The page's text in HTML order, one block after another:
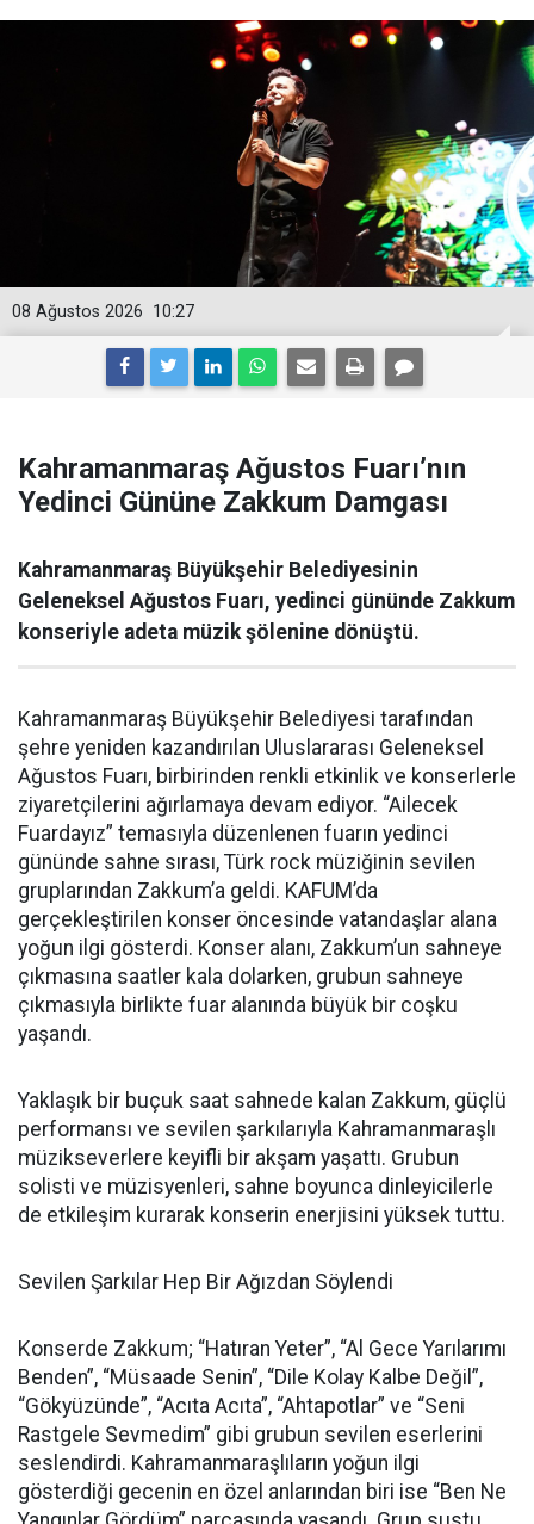
10:27
08 Ağustos 2026
Kahramanmaraş Ağustos Fuarı’nın
Yedinci Gününe Zakkum Damgası
Kahramanmaraş Büyükşehir Belediyesinin
Geleneksel Ağustos Fuarı, yedinci gününde Zakkum
konseriyle adeta müzik şölenine dönüştü.
Kahramanmaraş Büyükşehir Belediyesi tarafından
şehre yeniden kazandırılan Uluslararası Geleneksel
Ağustos Fuarı, birbirinden renkli etkinlik ve konserlerle
ziyaretçilerini ağırlamaya devam ediyor. “Ailecek
Fuardayız” temasıyla düzenlenen fuarın yedinci
gününde sahne sırası, Türk rock müziğinin sevilen
gruplarından Zakkum’a geldi. KAFUM’da
gerçekleştirilen konser öncesinde vatandaşlar alana
yoğun ilgi gösterdi. Konser alanı, Zakkum’un sahneye
çıkmasına saatler kala dolarken, grubun sahneye
çıkmasıyla birlikte fuar alanında büyük bir coşku
yaşandı.
Yaklaşık bir buçuk saat sahnede kalan Zakkum, güçlü
performansı ve sevilen şarkılarıyla Kahramanmaraşlı
müzikseverlere keyifli bir akşam yaşattı. Grubun
solisti ve müzisyenleri, sahne boyunca dinleyicilerle
de etkileşim kurarak konserin enerjisini yüksek tuttu.
Sevilen Şarkılar Hep Bir Ağızdan Söylendi
Konserde Zakkum; “Hatıran Yeter”, “Al Gece Yarılarımı
Benden”, “Müsaade Senin”, “Dile Kolay Kalbe Değil”,
“Gökyüzünde”, “Acıta Acıta”, “Ahtapotlar” ve “Seni
Rastgele Sevmedim” gibi grubun sevilen eserlerini
seslendirdi. Kahramanmaraşlıların yoğun ilgi
gösterdiği gecenin en özel anlarından biri ise “Ben Ne